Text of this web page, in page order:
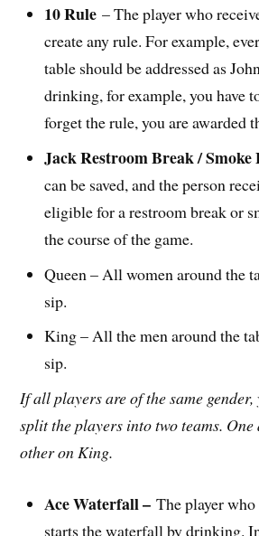
10 Rule – The player who
create any rule. For example,
table should be addressed as
drinking, for example, you have
forget the rule, you are awarded
Jack Restroom Break / Smoke
can be saved, and the person
eligible for a restroom break or
the course of the game.
Queen – All women around the
sip.
King – All the men around the
sip.
If all players are of the same
split the players into two teams.
other on King.
Ace Waterfall – The player
starts the waterfall by drinking.